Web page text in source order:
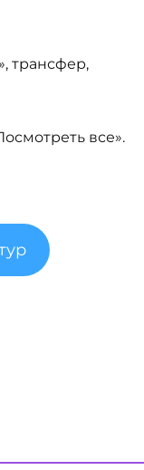
трансфер,
все».